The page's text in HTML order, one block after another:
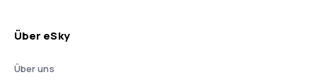
Über eSky
Über uns